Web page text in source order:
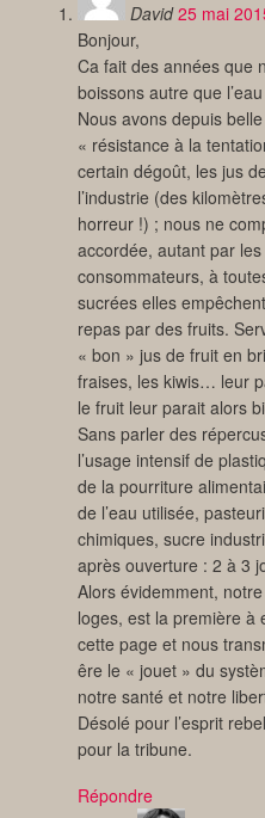
David 25 mai
Bonjour,
Ca fait des années que
boissons autre que
Nous avons depuis
« résistance à la
certain dégoût, les jus
l’industrie (des
horreur !) ; nous ne
accordée, autant par
consommateurs, à
sucrées elles
repas par des fruits.
« bon » jus de fruit en
fraises, les kiwis… leur
le fruit leur parait alors
Sans parler des
l’usage intensif de
de la pourriture
de l’eau utilisée,
chimiques, sucre
après ouverture : 2 à 3
Alors évidemment,
loges, est la première à
cette page et nous
êre le « jouet » du
notre santé et notre
Désolé pour l’esprit
pour la tribune.
Répondre